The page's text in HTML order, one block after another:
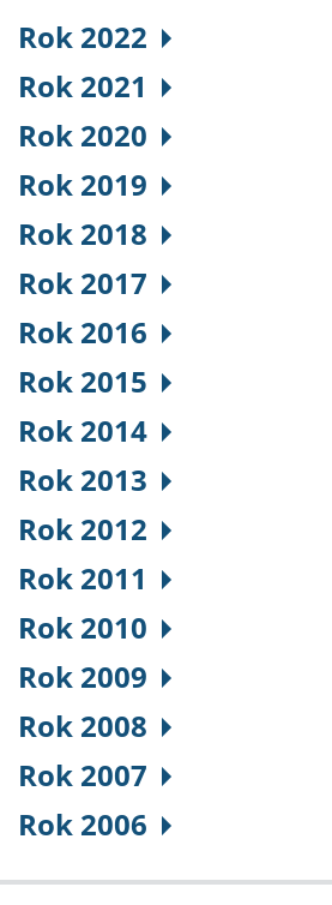
Rok 2022
Rok 2021
Rok 2020
Rok 2019
Rok 2018
Rok 2017
Rok 2016
Rok 2015
Rok 2014
Rok 2013
Rok 2012
Rok 2011
Rok 2010
Rok 2009
Rok 2008
Rok 2007
Rok 2006